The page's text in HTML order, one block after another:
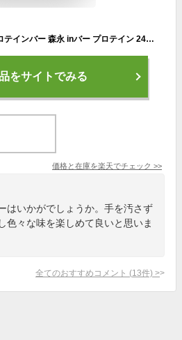
＼選べる組み合わせ！／ プロテインバー 森永 inバー プロテイン 24本 選べる2ケース 各12本 ベイクドチョコ ベイクドビター ウェファーバニラ ウェファーヨーグルト まとめ買い タンパク質 補給 携帯食 運動前後 おやつ 間食 お菓子 個包装 *D】
をサイトでみる
価格と在庫を楽天でチェック >>
はいかがでしょうか。手を汚さず
色々な味を楽しめて良いと思いま
全てのおすすめコメント (13件) >